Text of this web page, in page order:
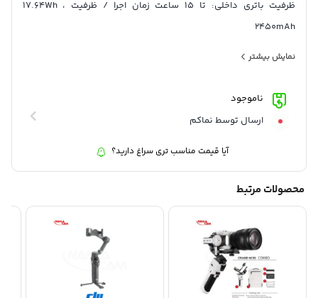
ظرفیت باتری داخلی: تا 15 ساعت زمان اجرا / ظرفیت 17.64Wh ،
2450mAh
درجه / -85.1 تا 252.2 درجه رول
پشتیبانی بلوتوث 5.0
قابلیت نصب بر روی سه پایه و مونوپاد
نمایش بیشتر
ناموجود
ارسال توسط نماکم
آیا قیمت مناسب تری سراغ دارید؟
محصولات مرتبط